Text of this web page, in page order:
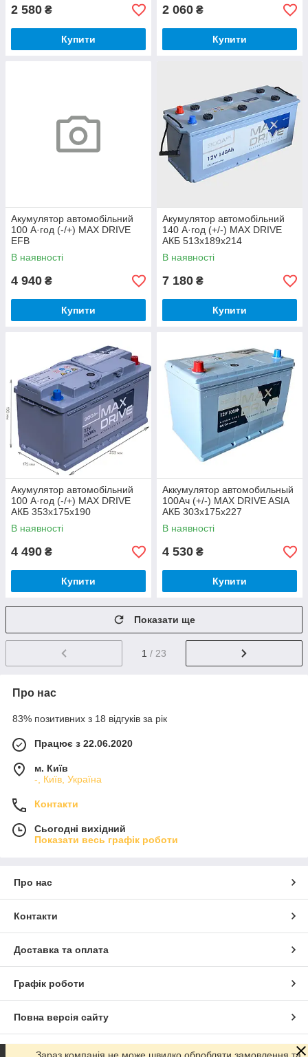
2 580 ₴
Купити
2 060 ₴
Купити
Акумулятор автомобільний
100 А·год (-/+) MAX DRIVE
EFB
В наявності
4 940 ₴
Купити
Акумулятор автомобільний
140 А·год (+/-) MAX DRIVE
АКБ 513х189х214
В наявності
7 180 ₴
Купити
Акумулятор автомобільний
100 А·год (-/+) MAX DRIVE
АКБ 353x175x190
В наявності
4 490 ₴
Купити
Аккумулятор автомобильный
100Ач (+/-) MAX DRIVE ASIA
АКБ 303x175x227
В наявності
4 530 ₴
Купити
Показати ще
1 / 23
Про нас
83% позитивних з 18 відгуків за рік
Працює з 22.06.2020
м. Київ
-, Київ, Україна
Контакти
Сьогодні вихідний
Показати весь графік роботи
Про нас
Контакти
Доставка та оплата
Графік роботи
Повна версія сайту
Сайт створено на маркетплейсі Prom.ua